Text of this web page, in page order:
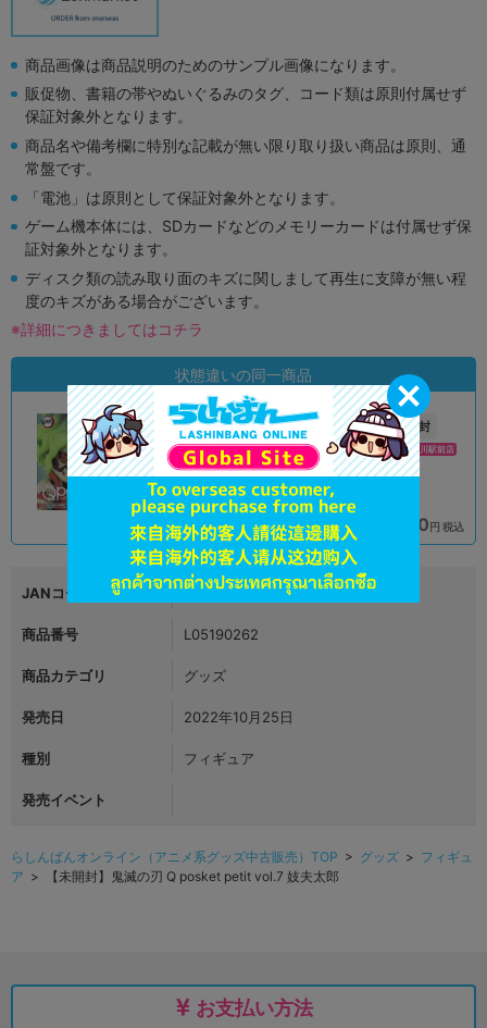
商品画像は商品説明のためのサンプル画像になります。
販促物、書籍の帯やぬいぐるみのタグ、コード類は原則付属せず
保証対象外となります。
商品名や備考欄に特別な記載が無い限り取り扱い商品は原則、通
常盤です。
「電池」は原則として保証対象外となります。
ゲーム機本体には、SDカードなどのメモリーカードは付属せず保
証対象外となります。
ディスク類の読み取り面のキズに関しまして再生に支障が無い程
度のキズがある場合がございます。
※詳細につきましてはコチラ
状態違いの同一商品
状態 : A
オンライン
品切状態 1,790円 税込
状態 :未開封
イオンモール旭川駅前店
在庫あり 1,790 円 税込
JANコード 4999999999999
商品番号 L05190262
商品カテゴリ グッズ
発売日 2022年10月25日
種別 フィギュア
発売イベント
らしんばんオンライン（アニメ系グッズ中古販売）TOP > グッズ > フィギュ
ア > 【未開封】鬼滅の刃 Q posket petit vol.7 妓夫太郎
お支払い方法